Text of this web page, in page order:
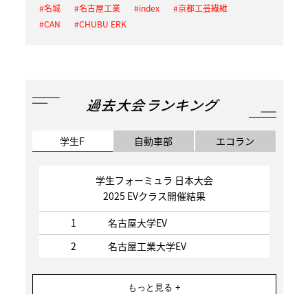
名城
名古屋工業 index
京都工芸繊維
CAN
CHUBU ERK
過去大会ランキング
学生F 自動車部 エコラン
学生フォーミュラ 日本大会
2025 EVクラス開催結果
1
名古屋大学EV
2
名古屋工業大学EV
もっと見る +